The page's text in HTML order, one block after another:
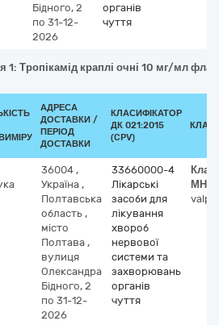
Бідного, 2
по 31-12-
2026
органів
чуття
1: Тропікамід краплі очні 10 мг/мл
АДРЕСА
ДОСТАВКИ /
ПЕРІОД
ДОСТАВКИ
КЛАСИФІКАТОР
ДК 021:2015
(CPV)
36004 ,
Україна ,
Полтавська
область ,
місто
Полтава ,
вулиця
Олександра
Бідного, 2
по 31-12-
2026
33660000-4
Лікарські
засоби для
лікування
хвороб
нервової
системи та
захворювань
органів
чуття
МНН